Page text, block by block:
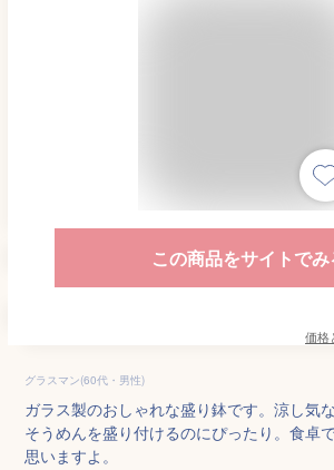
この商品をサイトでみ
価格
グラスマン(60代・男性)
ガラス製のおしゃれな盛り鉢です。涼し気
そうめんを盛り付けるのにぴったり。食卓
思いますよ。